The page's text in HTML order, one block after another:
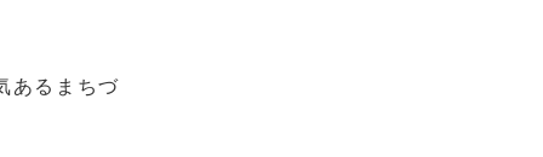
あるまちづ